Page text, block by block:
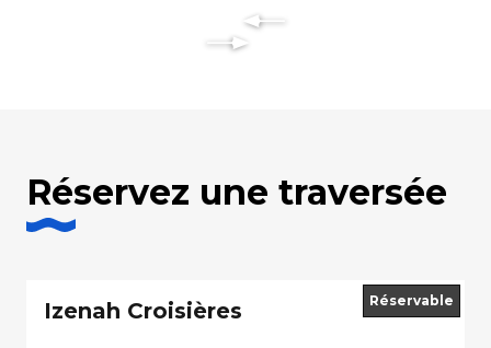
Réservez une traversée
Izenah Croisières Réservable